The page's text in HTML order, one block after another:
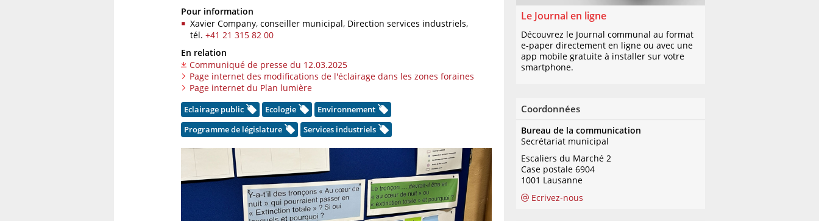
Pour information
Xavier Company, conseiller municipal, Direction services industriels,
tél. +41 21 315 82 00
En relation
Communiqué de presse du 12.03.2025
Page internet des modifications de l'éclairage dans les zones foraines
Page internet du Plan lumière
Eclairage public Ecologie
Environnement
Programme de législature
Services industriels
Le Journal en ligne
Découvrez le Journal communal au format
e-paper directement en ligne ou avec une
app mobile gratuite à installer sur votre
smartphone.
Coordonnées
Bureau de la communication
Secrétariat municipal
Escaliers du Marché 2
Case postale 6904
1001 Lausanne
Ecrivez-nous